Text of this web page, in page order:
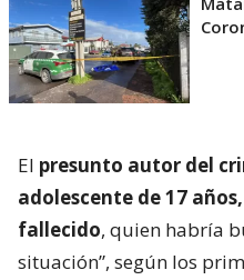
El presunto autor del
adolescente de 17
fallecido, quien habría
situación”, según los